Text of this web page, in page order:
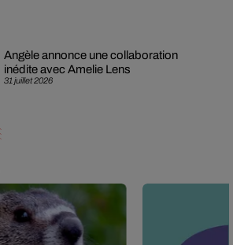
31 juillet 2026
Angèle annonce une collaboration
inédite avec Amelie Lens